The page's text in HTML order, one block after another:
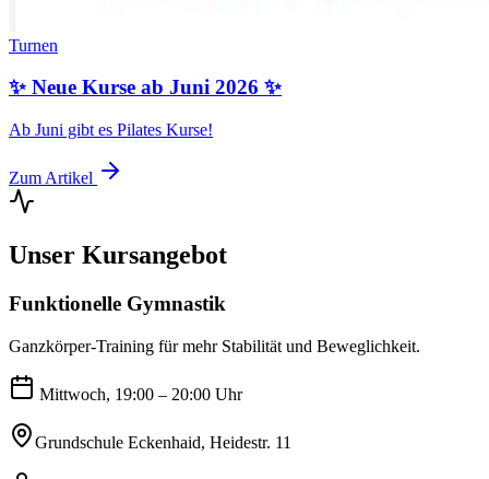
Turnen
✨ Neue Kurse ab Juni 2026 ✨
Ab Juni gibt es Pilates Kurse!
Zum Artikel
Unser Kursangebot
Funktionelle Gymnastik
Ganzkörper-Training für mehr Stabilität und Beweglichkeit.
Mittwoch, 19:00 – 20:00 Uhr
Grundschule Eckenhaid, Heidestr. 11